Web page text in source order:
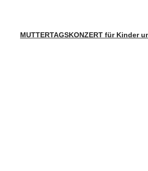
MUTTERTAGSKONZERT für Kinder